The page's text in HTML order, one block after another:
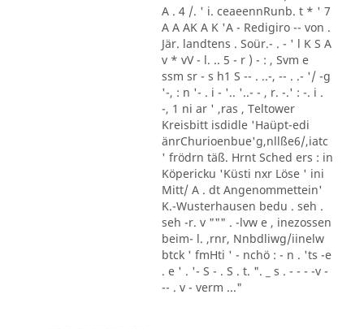
A . 4 /. ' i. ceaeennRunb. t * ' 7
A A AK A K 'A - Redigiro -- von .
Jär. landtens . Soür.- . - ' l K S A
v * vV - l. .. 5 - r ) - : , Svm e
ssm sr - s h1 S -- . ..-, -- . .- '/ -g
'-, : n '- . i - '.. '..- - , r. -.' : -. i .
-, 1 ni ar ' ,ras , Teltower
Kreisbitt isdidle 'Haüpt-edi
änrChurioenbue'g,nllße6/,iatc
' frödrn täß. Hrnt Sched ers : in
Köpericku 'Küsti nxr Löse ' ini
Mitt/ A . dt Angenommettein'
K.-Wusterhausen bedu . seh .
seh -r. v """ . -lvw e , inezossen
beim- l. ,rnr, Nnbdliwg/iinelw
btck ' fmHti ' - nchö : - n . 'ts -e
. e ' . '- S - . S . t. ". _ s . - - - -v -
-- . v - verm ..."